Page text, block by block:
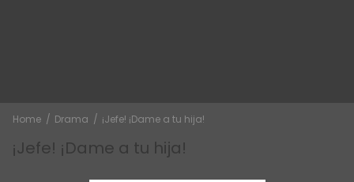
Home Drama ¡Jefe! ¡Dame a tu hija!
¡Jefe! ¡Dame a tu hija!